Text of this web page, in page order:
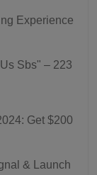
Experience
Sbs" – 223
Get $200
& Launch